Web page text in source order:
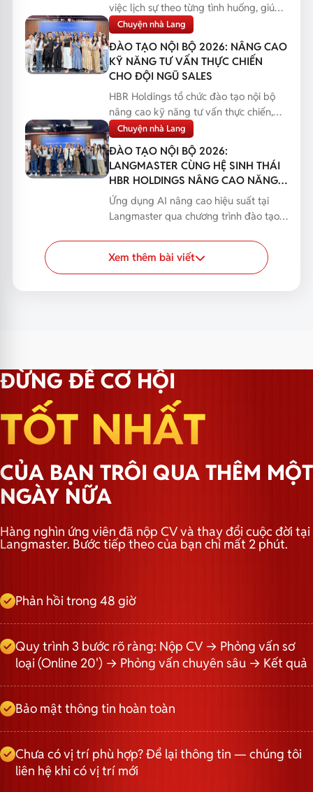
việc lịch sự theo từng tình huống, giúp
bạn phản hồi...
Chuyện nhà Lang
ĐÀO TẠO NỘI BỘ 2026: NÂNG CAO
KỸ NĂNG TƯ VẤN THỰC CHIẾN
CHO ĐỘI NGŨ SALES
HBR Holdings tổ chức đào tạo nội bộ
nâng cao kỹ năng tư vấn thực chiến,
giúp đội ngũ Sales...
Chuyện nhà Lang
ĐÀO TẠO NỘI BỘ 2026:
LANGMASTER CÙNG HỆ SINH THÁI
HBR HOLDINGS NÂNG CAO NĂNG
LỰC ỨNG DỤNG AI
Ứng dụng AI nâng cao hiệu suất tại
Langmaster qua chương trình đào tạo
Xem thêm bài viết
ĐỪNG ĐỂ CƠ HỘI
TỐT NHẤT
CỦA BẠN TRÔI QUA THÊM MỘT
NGÀY NỮA
Hàng nghìn ứng viên đã nộp CV và thay đổi cuộc đời tại
Langmaster. Bước tiếp theo của bạn chỉ mất 2 phút.
Phản hồi trong 48 giờ
Quy trình 3 bước rõ ràng: Nộp CV → Phỏng vấn sơ
loại (Online 20') → Phỏng vấn chuyên sâu → Kết quả
Bảo mật thông tin hoàn toàn
Chưa có vị trí phù hợp? Để lại thông tin — chúng tôi
liên hệ khi có vị trí mới